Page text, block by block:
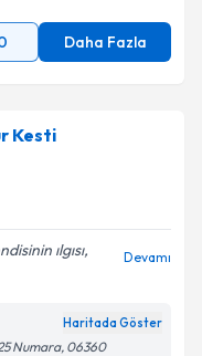
Daha Fazla
Kesti
ılgısı,
Devamı
Haritada Göster
Numara, 06360